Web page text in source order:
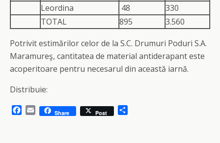
Leordina
48
330
TOTAL
895
3.560
Potrivit estimărilor celor de la S.C. Drumuri Poduri S.A.
Maramureş, cantitatea de material antiderapant este
acoperitoare pentru necesarul din această iarnă.
Distribuie:
E
Share Post